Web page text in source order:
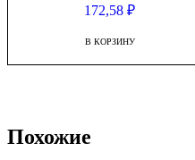
172,58₽
В КОРЗИНУ
Похожие